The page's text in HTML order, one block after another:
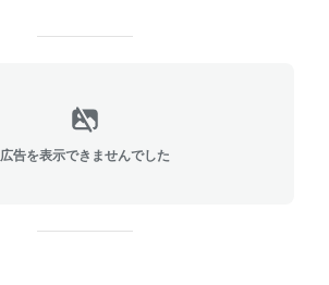
広告を表示できませんでした